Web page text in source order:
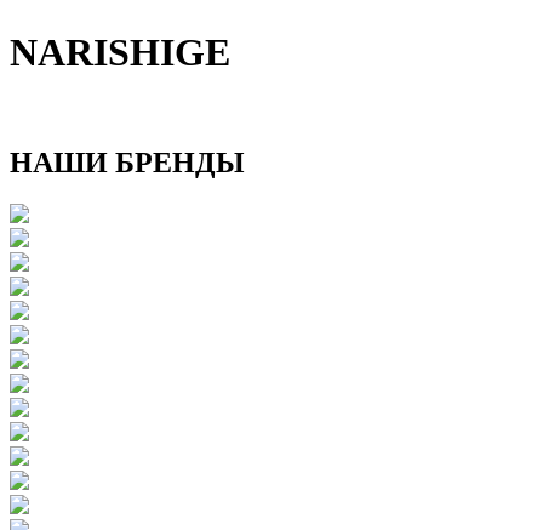
NARISHIGE
НАШИ БРЕНДЫ